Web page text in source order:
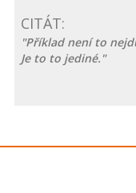
CITÁT:
"Příklad není to
Je to to jediné."